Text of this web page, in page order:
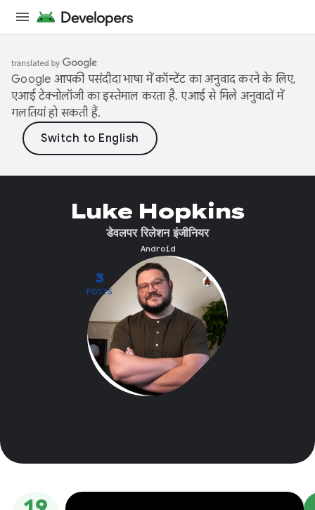
Google आपकी पसंदीदा भाषा में कॉन्टेंट का अनुवाद करने के लिए,
एआई टेक्नोलॉजी का इस्तेमाल करता है. एआई से मिले अनुवादों में
गलतियां हो सकती हैं.
3
POSTS
Luke Hopkins
डेवलपर रिलेशन इंजीनियर
Android